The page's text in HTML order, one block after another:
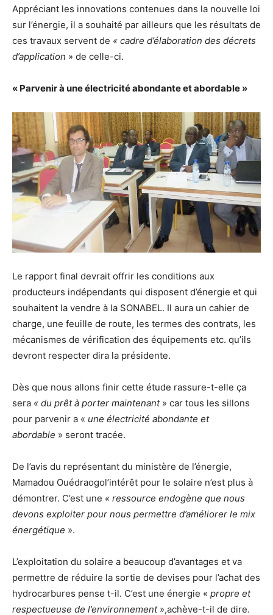
Appréciant les innovations contenues dans la nouvelle loi
sur l’énergie, il a souhaité par ailleurs que les résultats de
ces travaux servent de « cadre d’élaboration des décrets
d’application » de celle-ci.
« Parvenir à une électricité abondante et abordable »
Le rapport final devrait offrir les conditions aux
producteurs indépendants qui disposent d’énergie et qui
souhaitent la vendre à la SONABEL. Il aura un cahier de
charge, une feuille de route, les termes des contrats, les
mécanismes de vérification des équipements etc. qu’ils
devront respecter dira la présidente.
Dès que nous allons finir cette étude rassure-t-elle ça
sera « du prêt à porter maintenant » car tous les sillons
pour parvenir a « une électricité abondante et
abordable » seront tracée.
De l’avis du représentant du ministère de l’énergie,
Mamadou Ouédraogol’intérêt pour le solaire n’est plus à
démontrer. C’est une « ressource endogène que nous
devons exploiter pour nous permettre d’améliorer le mix
énergétique ».
L’exploitation du solaire a beaucoup d’avantages et va
permettre de réduire la sortie de devises pour l’achat des
hydrocarbures pense t-il. C’est une énergie « propre et
respectueuse de l’environnement»,achève-t-il de dire.